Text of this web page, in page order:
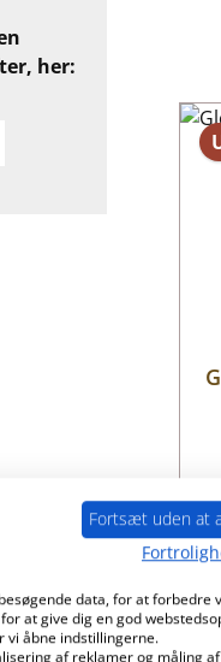
her:
Fortsæt uden at
data, for at forbedre
at give dig en god
vi åbne indstillingerne.
af reklamer og måling af